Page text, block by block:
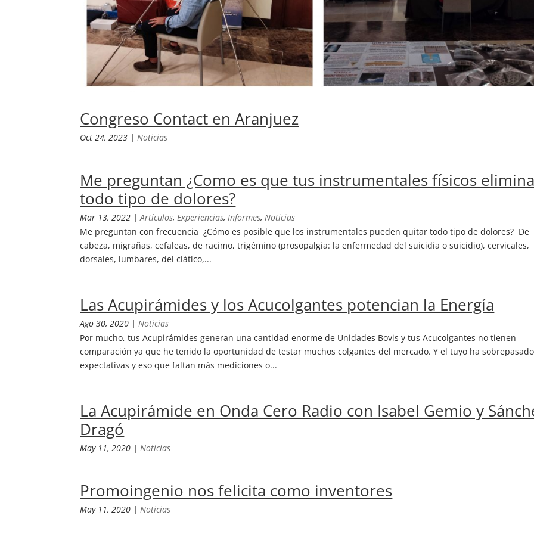
Congreso Contact en Aranjuez
Oct 24, 2023 |Noticias
Me preguntan ¿Como es que tus instrumentales físicos
todo tipo de dolores?
Mar 13, 2022 |Artículos,Experiencias,Informes,Noticias
Me preguntan con frecuencia ¿Cómo es posible que los instrumentales pueden quitar todo tipo de dolores? De
cabeza, migrañas, cefaleas, de racimo, trigémino (prosopalgia: la enfermedad del suicidia o suicidio), cervicales,
dorsales, lumbares, del ciático,...
Las Acupirámides y los Acucolgantes potencian la Energía
Ago 30, 2020 |Noticias
Por mucho, tus Acupirámides generan una cantidad enorme de Unidades Bovis y tus Acucolgantes no tienen
comparación ya que he tenido la oportunidad de testar muchos colgantes del mercado. Y el tuyo ha
expectativas y eso que faltan más mediciones o...
La Acupirámide en Onda Cero Radio con Isabel Gemio y
Dragó
May 11, 2020 |Noticias
Promoingenio nos felicita como inventores
May 11, 2020 |Noticias